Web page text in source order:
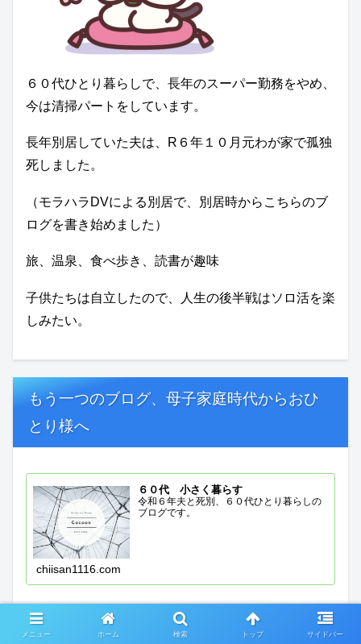
６０代ひとり暮らしで、長年のスーパー勤務をやめ、
今は清掃パートをしています。
長年別居していた夫は、R６年１０月元わが家で孤独
死しました。
（モラハラDVによる別居で、別居時からこちらのブ
ログを書き始めました）
旅、温泉、食べ歩き、読書が趣味
子供たちは自立したので、人生の後半戦はソロ活を楽
しみたい。
もう一つのブログ、母子家庭時代からおひ
とり様へ
６０代 小さく暮らす
令和６年夫と死別、６０代ひとり暮らしの
ブログです。
chiisan1116.com
メニュー ホーム 検索 トップ サイドバー